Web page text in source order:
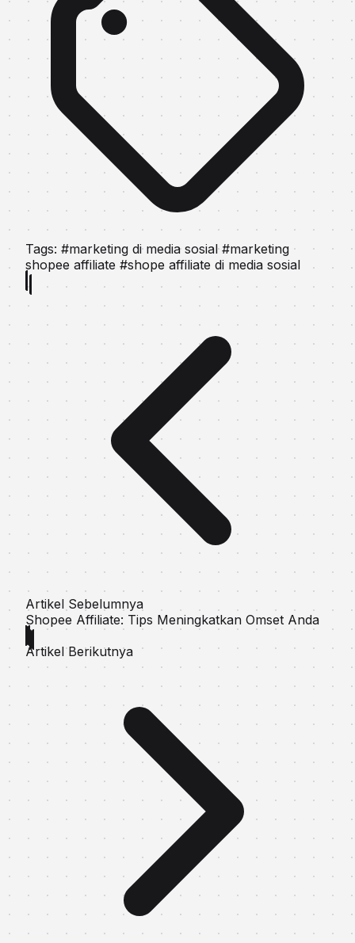
Tags: #marketing di media sosial#marketing
shopee affiliate #shope affiliate di media sosial
Artikel Sebelumnya
Shopee Affiliate: Tips Meningkatkan Omset Anda
Artikel Berikutnya